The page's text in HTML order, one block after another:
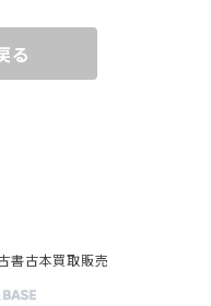
る
書古本買取販売